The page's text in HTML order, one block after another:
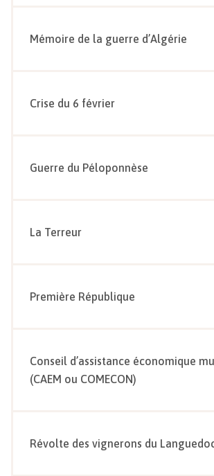
Mémoire de la guerre d’Algérie
Crise du 6 février
Guerre du Péloponnèse
La Terreur
Première République
Conseil d’assistance économique
(CAEM ou COMECON)
Révolte des vignerons du